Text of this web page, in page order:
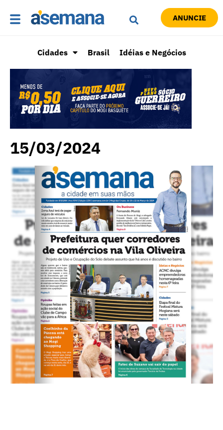
ANUNCIE
Cidades Brasil Idéias e Negócios
15/03/2024